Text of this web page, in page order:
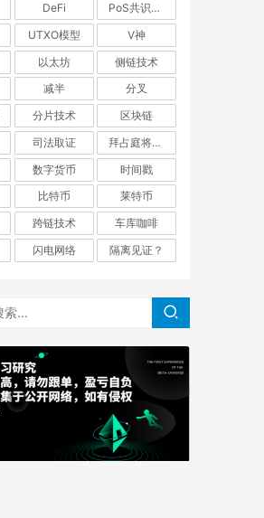
DeFi
PoS共识机制
UTXO模型
V神
以太坊
侧链技术
减半
分叉
分片技术
区块链
司法取证
拜占庭将军问题
数字货币
时间戳
比特币
莱特币
跨链技术
车库咖啡
闪电网络 隔离见证？